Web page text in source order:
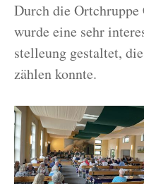
Durch die Ortchruppe
wurde eine sehr
stelleung gestaltet,
zählen konnte.